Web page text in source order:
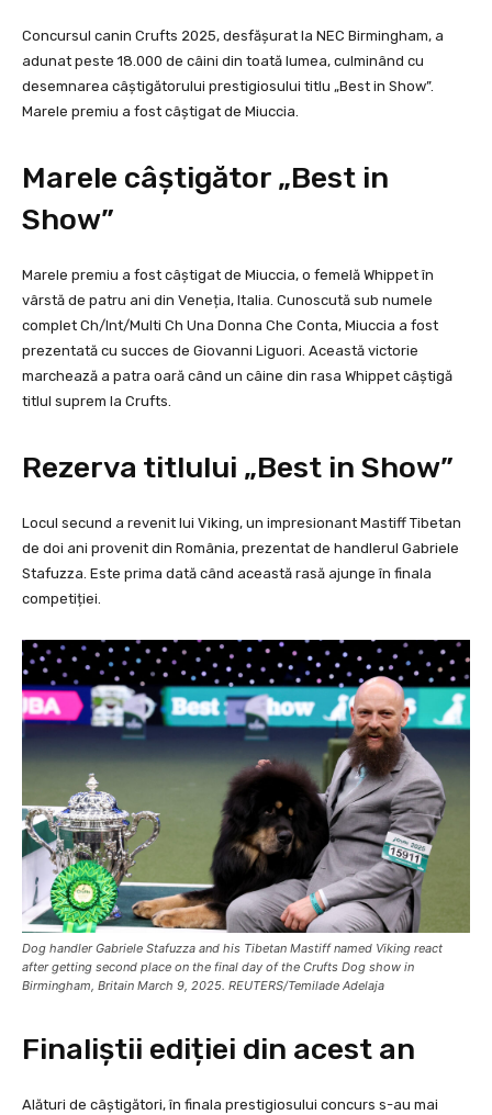
Concursul canin Crufts 2025, desfășurat la NEC Birmingham, a
adunat peste 18.000 de câini din toată lumea, culminând cu
desemnarea câștigătorului prestigiosului titlu „Best in Show”.
Marele premiu a fost câștigat de Miuccia.
Marele câștigător „Best in
Show”
Marele premiu a fost câștigat de Miuccia, o femelă Whippet în
vârstă de patru ani din Veneția, Italia. Cunoscută sub numele
complet Ch/Int/Multi Ch Una Donna Che Conta, Miuccia a fost
prezentată cu succes de Giovanni Liguori. Această victorie
marchează a patra oară când un câine din rasa Whippet câștigă
titlul suprem la Crufts.
Rezerva titlului „Best in Show”
Locul secund a revenit lui Viking, un impresionant Mastiff Tibetan
de doi ani provenit din România, prezentat de handlerul Gabriele
Stafuzza. Este prima dată când această rasă ajunge în finala
competiției.
Dog handler Gabriele Stafuzza and his Tibetan Mastiff named Viking react
after getting second place on the final day of the Crufts Dog show in
Birmingham, Britain March 9, 2025. REUTERS/Temilade Adelaja
Finaliștii ediției din acest an
Alături de câștigători, în finala prestigiosului concurs s-au mai